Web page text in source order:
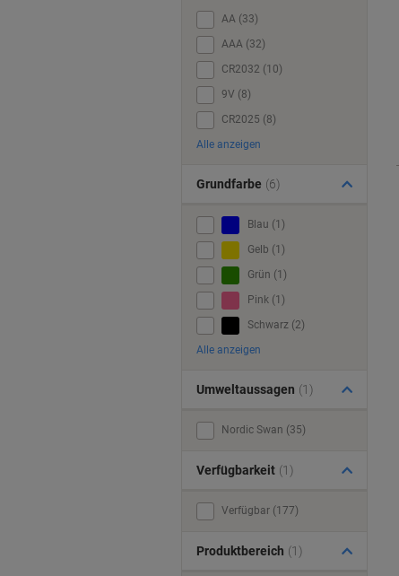
AA (33)
AAA (32)
CR2032 (10)
9V (8)
CR2025 (8)
Alle anzeigen
Grundfarbe (6)
Blau (1)
Gelb (1)
Grün (1)
Pink (1)
Schwarz (2)
Alle anzeigen
Umweltaussagen (1)
Nordic Swan (35)
Verfügbarkeit (1)
Verfügbar (177)
Produktbereich (1)